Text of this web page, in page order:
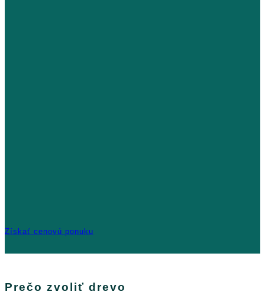
Získať cenovú ponuku
Prečo zvoliť drevo